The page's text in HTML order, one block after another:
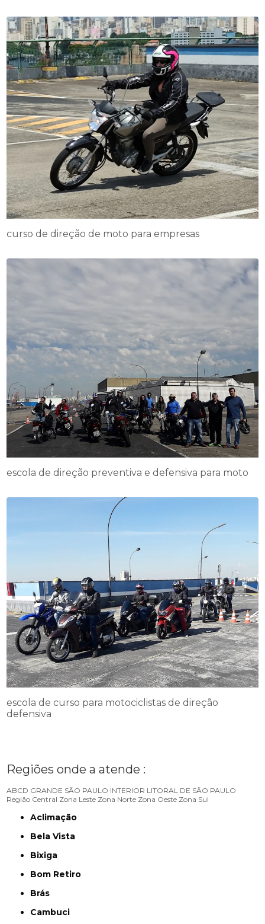
curso de direção de moto para empresas
escola de direção preventiva e defensiva para moto
escola de curso para motociclistas de direção
defensiva
Regiões onde a atende :
ABCD GRANDE SÃO PAULO INTERIOR LITORAL DE SÃO PAULO
Região Central Zona Leste Zona Norte Zona Oeste Zona Sul
Aclimação
Bela Vista
Bixiga
Bom Retiro
Brás
Cambuci